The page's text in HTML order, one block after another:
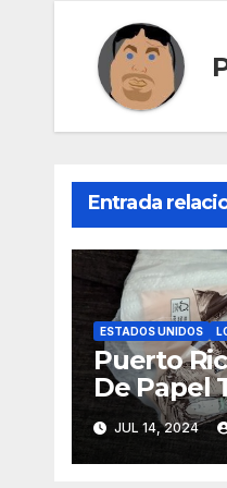
Entrada
ESTADOS UNIDOS
Puerto
De Papel
Trump
De Curita
JUL 14, 2024